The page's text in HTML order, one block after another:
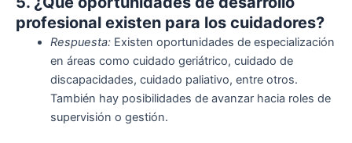
profesional existen para los cuidadores?
Respuesta:Existen oportunidades de especialización
en áreas como cuidado geriátrico, cuidado de
discapacidades, cuidado paliativo, entre otros.
También hay posibilidades de avanzar hacia roles de
supervisión o gestión.